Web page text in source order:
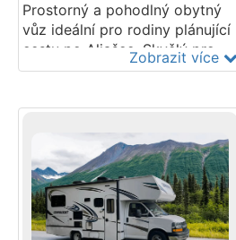
Prostorný a pohodlný obytný
vůz ideální pro rodiny plánující
cestu po Aljašce. Skvělý pro
objevování poloostrova Kenai
obytných vozů na Aljašce.
Modelový rok: 2011-2013.
Zobrazit více